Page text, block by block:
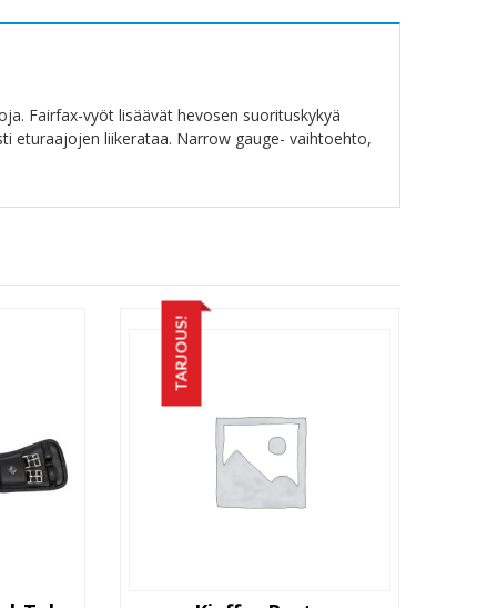
Fairfax-vyöt lisäävät hevosen suorituskykyä
eturaajojen liikerataa. Narrow gauge- vaihtoehto,
TARJOUS!